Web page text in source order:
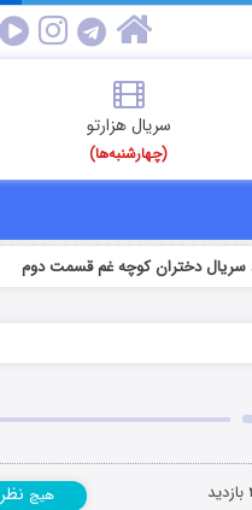
سریال هزارتو
(چهارشنبه‌ها)
سریال دختران کوچه غم قسمت دوم
هیچ نظر